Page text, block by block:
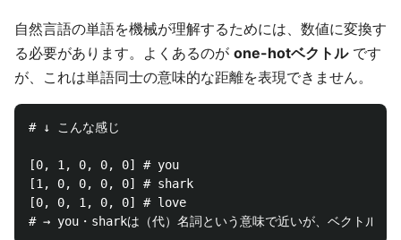
自然言語の単語を機械が理解するためには、数値に変換す
る必要があります。よくあるのが one-hotベクトルです
が、これは単語同士の意味的な距離を表現できません。
# ↓ こんな感じ
[0, 1, 0, 0, 0] # you
[1, 0, 0, 0, 0] # shark
[0, 0, 1, 0, 0] # love